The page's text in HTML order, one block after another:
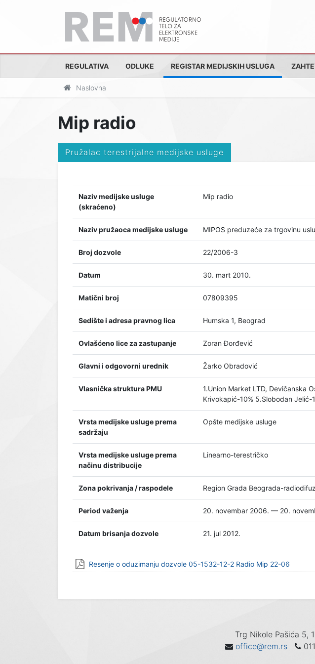
REGULATIVA ODLUKE REGISTAR MEDIJSKIH USLUGA
Naslovna
Mip radio
Pružalac terestrijalne medijske usluge
Naziv medijske usluge
(skraćeno)
Mip radio
Naziv pružaoca medijske usluge MIPOS preduzeće za trgovinu
Broj dozvole 22/2006-3
Datum 30. mart 2010.
Matični broj 07809395
Sedište i adresa pravnog lica Humska 1, Beograd
Ovlašćeno lice za zastupanje Zoran Đorđević
Glavni i odgovorni urednik Žarko Obradović
Vlasnička struktura PMU
1.Union Market LTD, Devičanska
Krivokapić-10% 5.Slobodan Jelić-
Vrsta medijske usluge prema
sadržaju
Opšte medijske usluge
Vrsta medijske usluge prema
načinu distribucije
Linearno-terestričko
Zona pokrivanja / raspodele Region Grada Beograda-
Period važenja 20. novembar 2006. — 20.
Datum brisanja dozvole 21. jul 2012.
Resenje o oduzimanju dozvole 05-1532-12-2 Radio Mip 22-06
Trg Nikole Pašića 5,
office@rem.rs